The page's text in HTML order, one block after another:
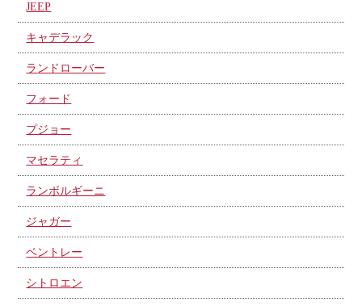
JEEP
キャデラック
ランドローバー
フォード
プジョー
マセラティ
ランボルギーニ
ジャガー
ベントレー
シトロエン